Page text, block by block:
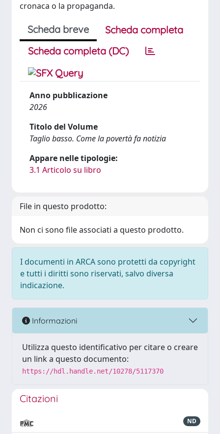
cronaca o la propaganda.
Scheda breve
Scheda completa
Scheda completa (DC)
Anno pubblicazione
2026
Titolo del Volume
Taglio basso. Come la povertà fa notizia
Appare nelle tipologie:
3.1 Articolo su libro
File in questo prodotto:
Non ci sono file associati a questo prodotto.
I documenti in ARCA sono protetti da copyright
e tutti i diritti sono riservati, salvo diversa
indicazione.
Informazioni
Utilizza questo identificativo per citare o creare
un link a questo documento:
https://hdl.handle.net/10278/5117370
Citazioni
ND